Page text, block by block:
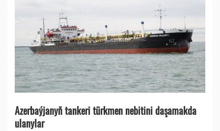
Azerbaýjanyň tankeri türkmen nebitini daşamakda
ulanylar